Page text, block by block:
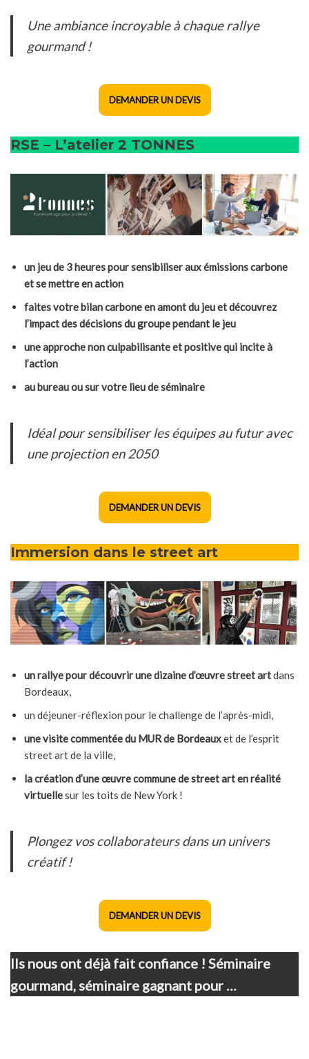
Une ambiance incroyable à chaque rallye
gourmand !
DEMANDER UN DEVIS
RSE – L’atelier 2 TONNES
un jeu de 3 heures pour sensibiliser aux émissions carbone
et se mettre en action
faites votre bilan carbone en amont du jeu et découvrez
l’impact des décisions du groupe pendant le jeu
une approche non culpabilisante et positive qui incite à
l’action
au bureau ou sur votre lieu de séminaire
Idéal pour sensibiliser les équipes au futur avec
une projection en 2050
DEMANDER UN DEVIS
Immersion dans le street art
un rallye pour découvrir une dizaine d’œuvre street artdans
Bordeaux,
un déjeuner-réflexion pour le challenge de l’après-midi,
une visite commentée du MUR de Bordeauxet de l’esprit
street art de la ville,
la création d’une œuvre commune de street art en réalité
virtuellesur les toits de New York !
Plongez vos collaborateurs dans un univers
créatif !
DEMANDER UN DEVIS
Ils nous ont déjà fait confiance ! Séminaire
gourmand, séminaire gagnant pour …